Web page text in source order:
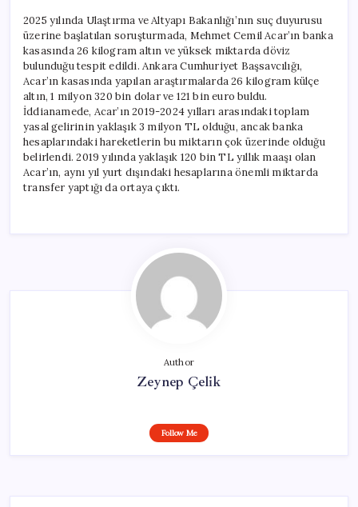
2025 yılında Ulaştırma ve Altyapı Bakanlığı’nın suç duyurusu
üzerine başlatılan soruşturmada, Mehmet Cemil Acar’ın banka
kasasında 26 kilogram altın ve yüksek miktarda döviz
bulunduğu tespit edildi. Ankara Cumhuriyet Başsavcılığı,
Acar’ın kasasında yapılan araştırmalarda 26 kilogram külçe
altın, 1 milyon 320 bin dolar ve 121 bin euro buldu.
İddianamede, Acar’ın 2019-2024 yılları arasındaki toplam
yasal gelirinin yaklaşık 3 milyon TL olduğu, ancak banka
hesaplarındaki hareketlerin bu miktarın çok üzerinde olduğu
belirlendi. 2019 yılında yaklaşık 120 bin TL yıllık maaşı olan
Acar’ın, aynı yıl yurt dışındaki hesaplarına önemli miktarda
transfer yaptığı da ortaya çıktı.
Author
Zeynep Çelik
Follow Me